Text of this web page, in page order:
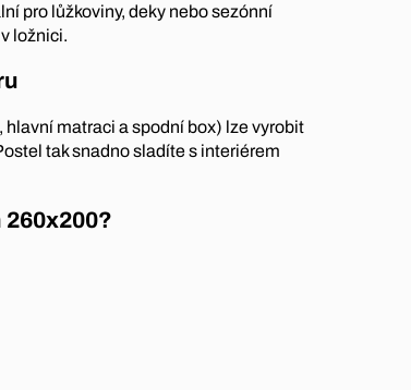
pro lůžkoviny, deky nebo sezónní
ložnici.
matraci a spodní box) lze vyrobit
tak snadno sladíte s interiérem